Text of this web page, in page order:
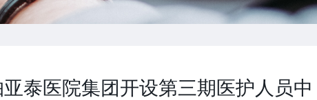
泰医院集团开设第三期医护人员中